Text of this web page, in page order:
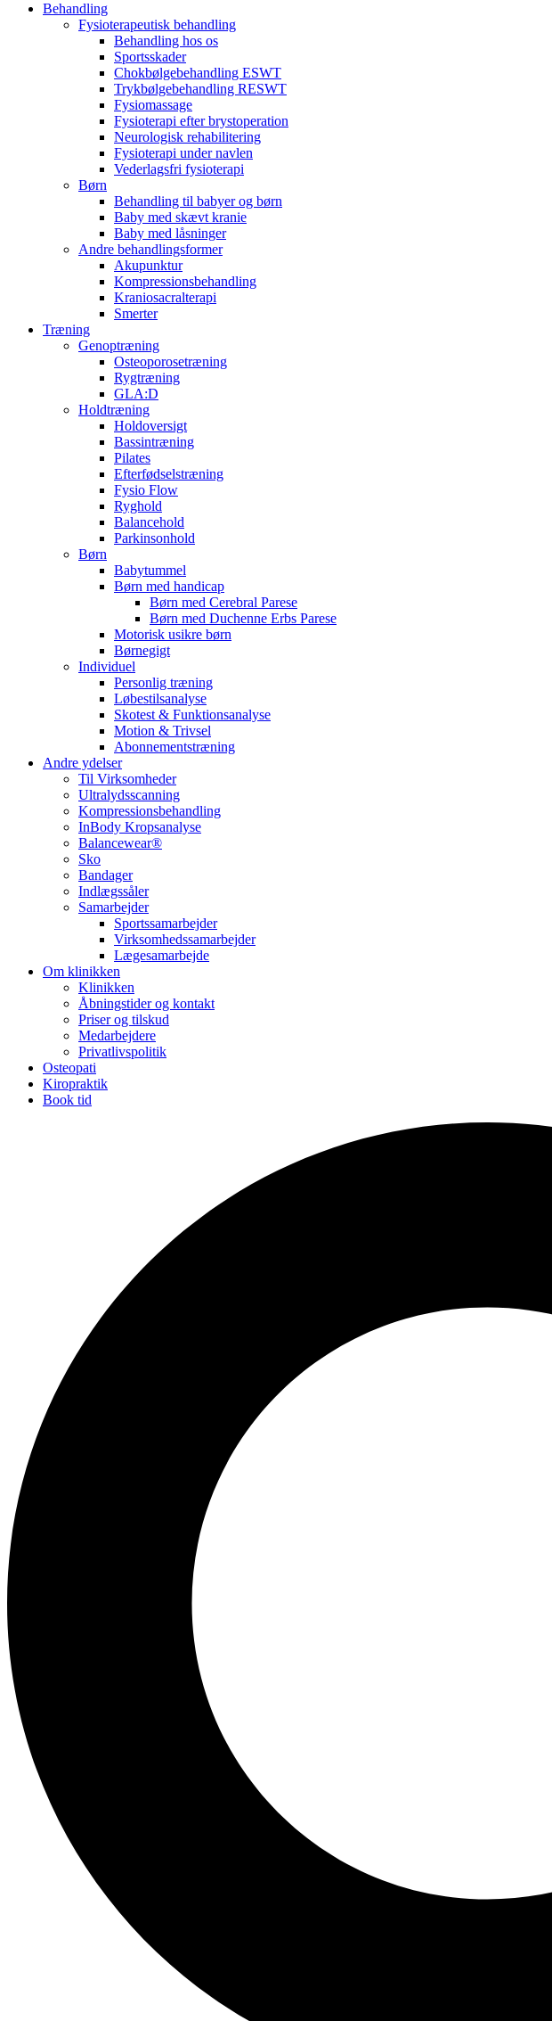
Behandling
Fysioterapeutisk behandling
Behandling hos os
Sportsskader
Chokbølgebehandling ESWT
Trykbølgebehandling RESWT
Fysiomassage
Fysioterapi efter brystoperation
Neurologisk rehabilitering
Fysioterapi under navlen
Vederlagsfri fysioterapi
Børn
Behandling til babyer og børn
Baby med skævt kranie
Baby med låsninger
Andre behandlingsformer
Akupunktur
Kompressionsbehandling
Kraniosacralterapi
Smerter
Træning
Genoptræning
Osteoporosetræning
Rygtræning
GLA:D
Holdtræning
Holdoversigt
Bassintræning
Pilates
Efterfødselstræning
Fysio Flow
Ryghold
Balancehold
Parkinsonhold
Børn
Babytummel
Børn med handicap
Børn med Cerebral Parese
Børn med Duchenne Erbs Parese
Motorisk usikre børn
Børnegigt
Individuel
Personlig træning
Løbestilsanalyse
Skotest & Funktionsanalyse
Motion & Trivsel
Abonnementstræning
Andre ydelser
Til Virksomheder
Ultralydsscanning
Kompressionsbehandling
InBody Kropsanalyse
Balancewear®
Sko
Bandager
Indlægssåler
Samarbejder
Sportssamarbejder
Virksomhedssamarbejder
Lægesamarbejde
Om klinikken
Klinikken
Åbningstider og kontakt
Priser og tilskud
Medarbejdere
Privatlivspolitik
Osteopati
Kiropraktik
Book tid